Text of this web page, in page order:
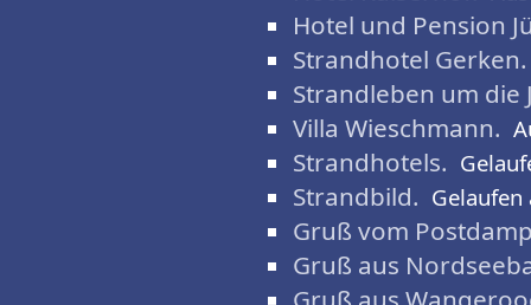
Hotel und Pension
Strandhotel Gerken.
Strandleben um
Villa Wieschmann.
Strandhotels.
Strandbild.
Gruß vom
Gruß aus